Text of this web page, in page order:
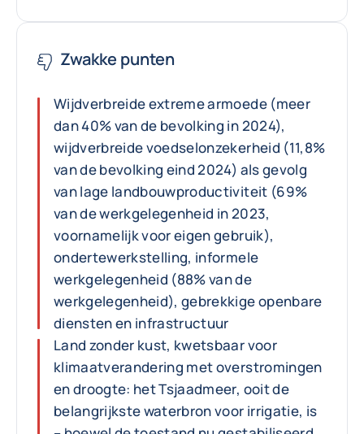
Zwakke punten
Wijdverbreide extreme armoede (meer
dan 40% van de bevolking in 2024),
wijdverbreide voedselonzekerheid (11,8%
van de bevolking eind 2024) als gevolg
van lage landbouwproductiviteit (69%
van de werkgelegenheid in 2023,
voornamelijk voor eigen gebruik),
ondertewerkstelling, informele
werkgelegenheid (88% van de
werkgelegenheid), gebrekkige openbare
diensten en infrastructuur
Land zonder kust, kwetsbaar voor
klimaatverandering met overstromingen
en droogte: het Tsjaadmeer, ooit de
belangrijkste waterbron voor irrigatie, is